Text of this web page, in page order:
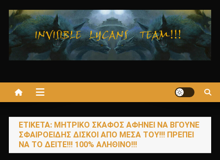
στο
περιεχόμενο
ΕΤΙΚΈΤΑ: ΜΗΤΡΙΚΟ ΣΚΑΦΟΣ ΑΦΗΝΕΙ ΝΑ ΒΓΟΥΝΕ
ΣΦΑΙΡΟΕΙΔΗΣ ΔΙΣΚΟΙ ΑΠΟ ΜΕΣΑ ΤΟΥ!!! ΠΡΕΠΕΙ
ΝΑ ΤΟ ΔΕΙΤΕ!!! 100% ΑΛΗΘΙΝΟ!!!